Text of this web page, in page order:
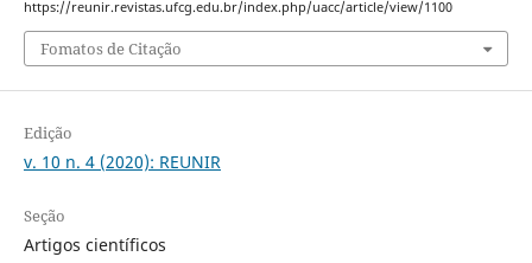
https://reunir.revistas.ufcg.edu.br/index.php/uacc/article/view/1100
Fomatos de Citação
Edição
v. 10 n. 4 (2020): REUNIR
Seção
Artigos científicos